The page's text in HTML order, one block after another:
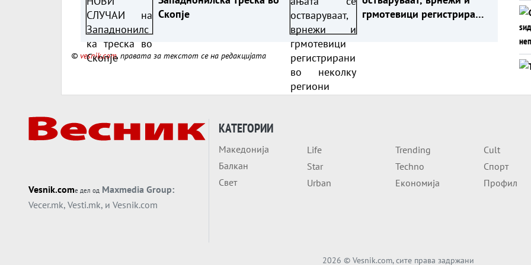
Скопје
грмотевици регистрирани
© vesnik.com, правата за текстот се на редакцијата
Vesnik.comе дел од Maxmedia Group:
Vecer.mk, Vesti.mk, и Vesnik.com
КАТЕГОРИИ
Македонија
Балкан
Свет
Life
Star
Urban
Trending
Techno
Економија
Cult
Спорт
Профил
2026 © Vesnik.com, сите права задржани